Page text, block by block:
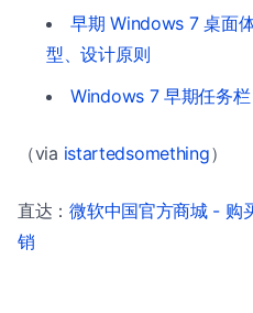
早期 Windows 7 桌面
型、设计原则
Windows 7 早期任务
（via istartedsomething）
直达：微软中国官方商城 - 购
销